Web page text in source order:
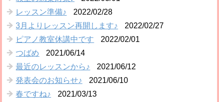
レッスン準備♪
2022/02/28
3月よりレッスン再開します♪
2022/02/27
ピアノ教室休講中です
2022/02/01
つばめ
2021/06/14
最近のレッスンから♪
2021/06/12
発表会のお知らせ♪
2021/06/10
春ですね♪
2021/03/13